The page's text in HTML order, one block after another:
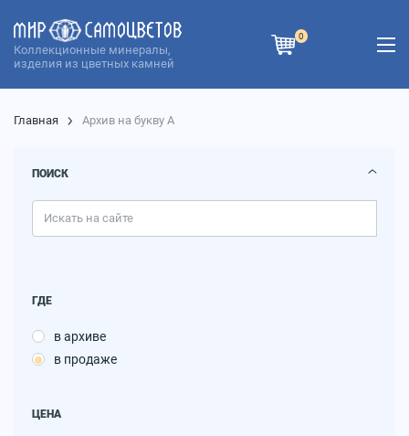
Коллекционные минералы,
изделия из цветных камней
0
Главная Архив на букву А
ПОИСК
ГДЕ
в архиве
в продаже
ЦЕНА